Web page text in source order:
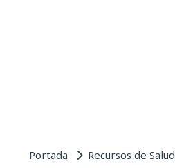
Portada Recursos de Salud